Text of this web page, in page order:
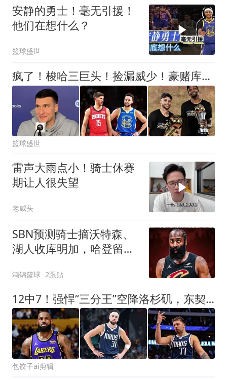
安静的勇士！毫无引援！
他们在想什么？
篮球盛世
疯了！梭哈三巨头！捡漏威少！豪赌库里！火箭值得吗？
篮球盛世
雷声大雨点小！骑士休赛
期让人很失望
老威头
SBN预测骑士摘沃特森、
湖人收库明加，哈登留克
鸿锦篮球 2跟贴
12中7！强悍“三分王”空降洛杉矶，东契奇的总冠军有希望了
包饺子ai剪辑